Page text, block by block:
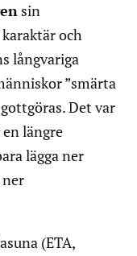
sin
och
långvariga
”smärta
Det var
längre
lägga ner
(ETA,